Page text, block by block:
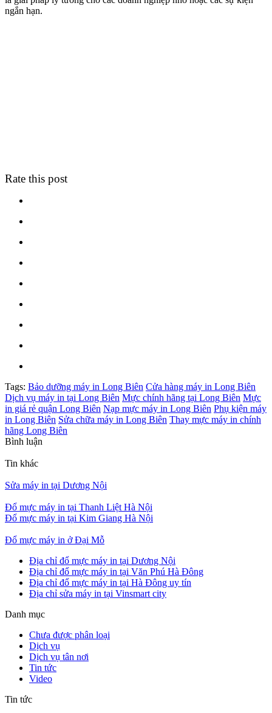
ngắn hạn.
Rate this post
Tags: Bảo dưỡng máy in Long Biên Cửa hàng máy in Long Biên
Dịch vụ máy in tại Long Biên Mực chính hãng tại Long Biên Mực
in giá rẻ quận Long Biên Nạp mực máy in Long Biên Phụ kiện máy
in Long Biên Sửa chữa máy in Long Biên Thay mực máy in chính
hãng Long Biên
Bình luận
Tin khác
Sửa máy in tại Dương Nội
Đổ mực máy in tại Thanh Liệt Hà Nội
Đổ mực máy in tại Kim Giang Hà Nội
Đổ mực máy in ở Đại Mỗ
Địa chỉ đổ mực máy in tại Dương Nội
Địa chỉ đổ mực máy in tại Văn Phú Hà Đông
Địa chỉ đổ mực máy in tại Hà Đông uy tín
Địa chỉ sửa máy in tại Vinsmart city
Danh mục
Chưa được phân loại
Dịch vụ
Dịch vụ tân nơi
Tin tức
Video
Tin tức